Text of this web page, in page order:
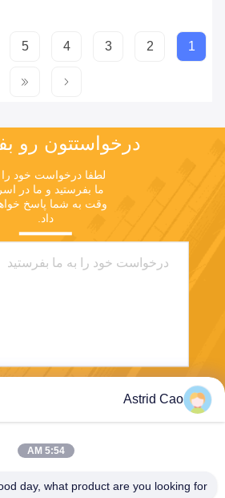
1
2
3
4
5
درخواستتون رو
داد.
Astrid Cao
5:54 AM
day, what product are you looking for?